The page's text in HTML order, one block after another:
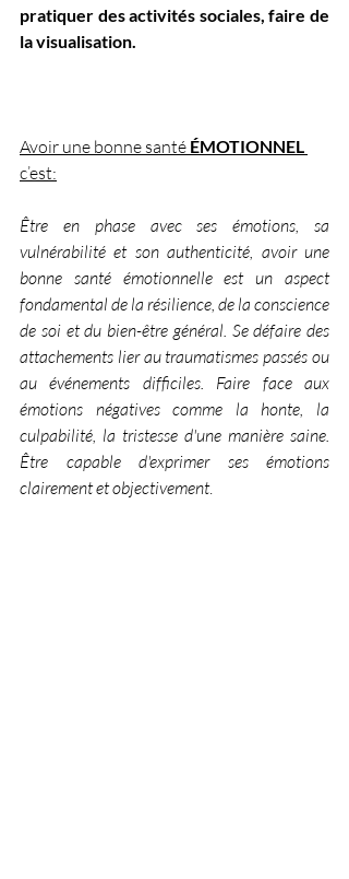
pratiquer des activités sociales, faire de
la visualisation.
Avoir une bonne santé ÉMOTIONNEL
c’est:
Être en phase avec ses émotions, sa
vulnérabilité et son authenticité, avoir une
bonne santé émotionnelle est un aspect
fondamental de la résilience, de la conscience
de soi et du bien-être général. Se défaire des
attachements lier au traumatismes passés ou
au événements difficiles. Faire face aux
émotions négatives comme la honte, la
culpabilité, la tristesse d'une manière saine.
Être capable d'exprimer ses émotions
clairement et objectivement.